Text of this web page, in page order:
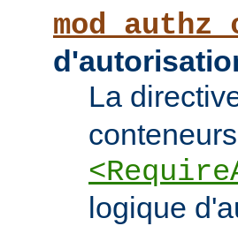
La
logique